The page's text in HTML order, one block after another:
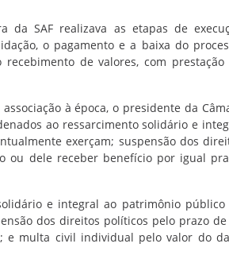
SAF realizava as etapas de
o pagamento e a baixa do
de valores, com prestação
à época, o presidente da
ao ressarcimento solidário e
exerçam; suspensão dos
ou dele receber benefício por igual
e integral ao patrimônio público
dos direitos políticos pelo prazo de
e multa civil individual pelo valor do